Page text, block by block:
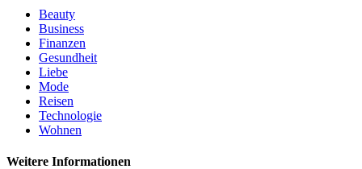
Beauty
Business
Finanzen
Gesundheit
Liebe
Mode
Reisen
Technologie
Wohnen
Weitere Informationen